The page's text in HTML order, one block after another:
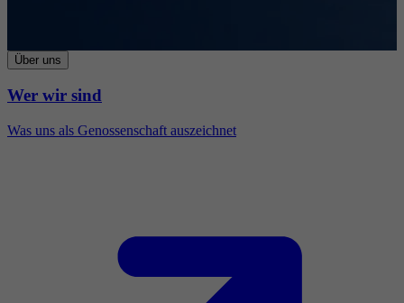
Über uns
Wer wir sind
Was uns als Genossenschaft auszeichnet